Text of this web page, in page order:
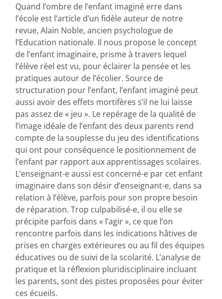
Quand l’ombre de l’enfant imaginé erre dans
l’école est l’article d’un fidèle auteur de notre
revue, Alain Noble, ancien psychologue de
l’Education nationale. Il nous propose le concept
de l’enfant imaginaire, prisme à travers lequel
l’élève réel est vu, pour éclairer la pensée et les
pratiques autour de l’écolier. Source de
structuration pour l’enfant, l’enfant imaginé peut
aussi avoir des effets mortifères s’il ne lui laisse
pas assez de « jeu ». Le repérage de la qualité de
l’image idéale de l’enfant des deux parents rend
compte de la souplesse du jeu des identifications
qui ont pour conséquence le positionnement de
l’enfant par rapport aux apprentissages scolaires.
L’enseignant-e aussi est concerné-e par cet enfant
imaginaire dans son désir d’enseignant-e, dans sa
relation à l’élève, parfois pour son propre besoin
de réparation. Trop culpabilisé-e, il ou elle se
précipite parfois dans « l’agir », ce que l’on
rencontre parfois dans les indications hâtives de
prises en charges extérieures ou au fil des équipes
éducatives ou de suivi de la scolarité. L’analyse de
pratique et la réflexion pluridisciplinaire incluant
les parents, sont des pistes proposées pour éviter
ces écueils.